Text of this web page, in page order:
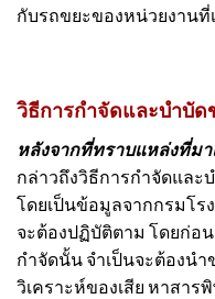
กับรถขยะของหน่วยงานที่
วิธีการกำจัดและบำบั
หลังจากที่ทราบแหล่งที่ม
กล่าวถึงวิธีการกำจัดแล
โดยเป็นข้อมูลจากกรมโร
จะต้องปฏิบัติตาม โดยก่อ
กำจัดนั้น จำเป็นจะต้องน
วิเคราะห์ของเสีย หาสาร